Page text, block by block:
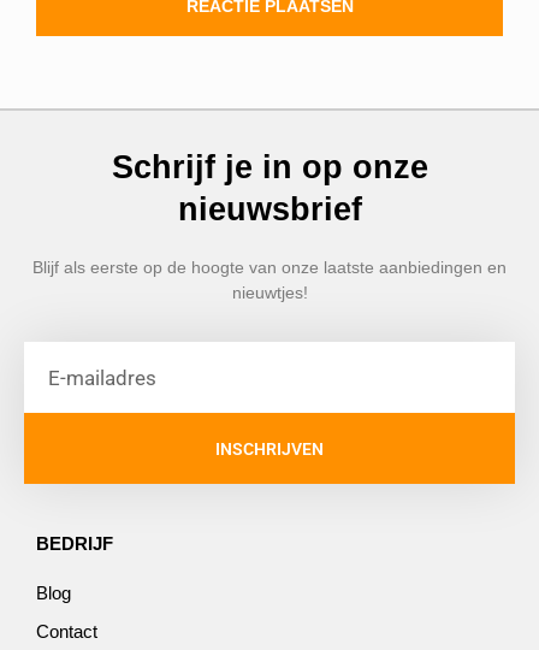
Schrijf je in op onze
nieuwsbrief
Blijf als eerste op de hoogte van onze laatste aanbiedingen en
nieuwtjes!
INSCHRIJVEN
BEDRIJF
Blog
Contact